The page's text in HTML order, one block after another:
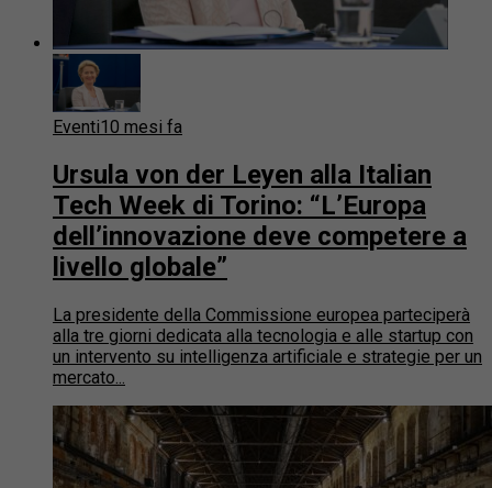
Eventi10 mesi fa
Ursula von der Leyen alla Italian
Tech Week di Torino: “L’Europa
dell’innovazione deve competere a
livello globale”
La presidente della Commissione europea parteciperà
alla tre giorni dedicata alla tecnologia e alle startup con
un intervento su intelligenza artificiale e strategie per un
mercato...